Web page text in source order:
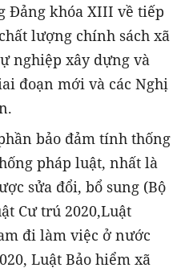
Đảng khóa XIII về tiếp
lượng chính sách xã
nghiệp xây dựng và
đoạn mới và các Nghị
bảo đảm tính thống
pháp luật, nhất là
sửa đổi, bổ sung (Bộ
Cư trú 2020,Luật
đi làm việc ở nước
Luật Bảo hiểm xã